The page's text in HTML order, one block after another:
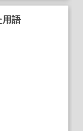
用語